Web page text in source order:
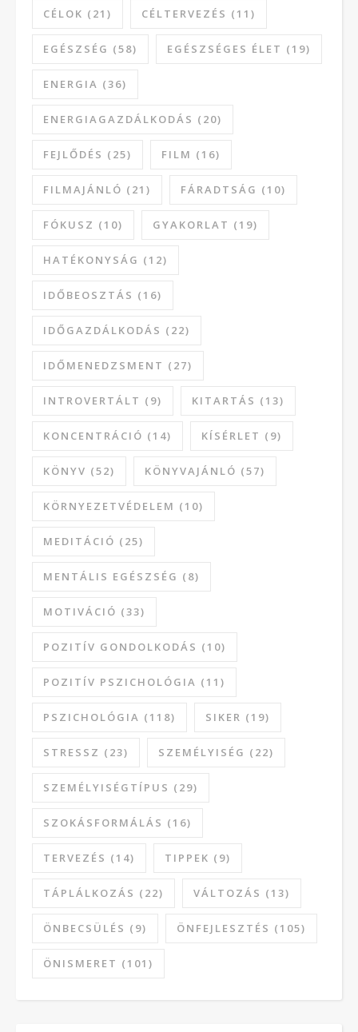
CÉLOK (21) CÉLTERVEZÉS (11)
EGÉSZSÉG (58) EGÉSZSÉGES ÉLET (19)
ENERGIA (36)
ENERGIAGAZDÁLKODÁS (20)
FEJLŐDÉS (25) FILM (16)
FILMAJÁNLÓ (21) FÁRADTSÁG (10)
FÓKUSZ (10) GYAKORLAT (19)
HATÉKONYSÁG (12)
IDŐBEOSZTÁS (16)
IDŐGAZDÁLKODÁS (22)
IDŐMENEDZSMENT (27)
INTROVERTÁLT (9) KITARTÁS (13)
KONCENTRÁCIÓ (14) KÍSÉRLET (9)
KÖNYV (52) KÖNYVAJÁNLÓ (57)
KÖRNYEZETVÉDELEM (10)
MEDITÁCIÓ (25)
MENTÁLIS EGÉSZSÉG (8)
MOTIVÁCIÓ (33)
POZITÍV GONDOLKODÁS (10)
POZITÍV PSZICHOLÓGIA (11)
PSZICHOLÓGIA (118) SIKER (19)
STRESSZ (23) SZEMÉLYISÉG (22)
SZEMÉLYISÉGTÍPUS (29)
SZOKÁSFORMÁLÁS (16)
TERVEZÉS (14) TIPPEK (9)
TÁPLÁLKOZÁS (22) VÁLTOZÁS (13)
ÖNBECSÜLÉS (9) ÖNFEJLESZTÉS (105)
ÖNISMERET (101)